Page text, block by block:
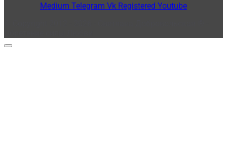
Medium Telegram Vk Registered Youtube